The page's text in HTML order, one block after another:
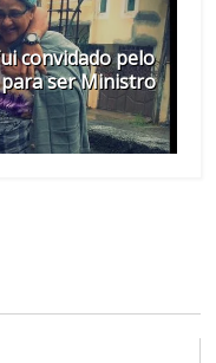
convidado pelo
ser Ministro